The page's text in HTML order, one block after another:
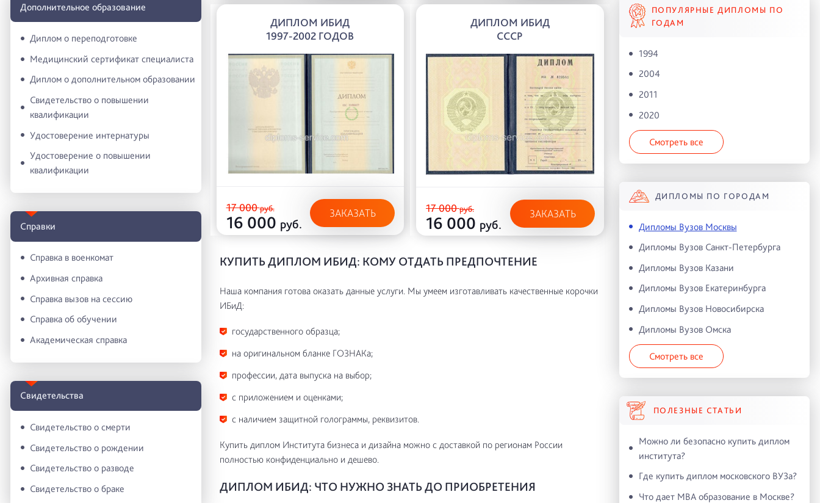
Дополнительное образование
Диплом о переподготовке
Медицинский сертификат специалиста
Диплом о дополнительном образовании
Свидетельство о повышении
квалификации
Удостоверение интернатуры
Удостоверение о повышении
квалификации
Справки
Справка в военкомат
Архивная справка
Справка вызов на сессию
Справка об обучении
Академическая справка
Свидетельства
Свидетельство о смерти
Свидетельство о рождении
Свидетельство о разводе
Свидетельство о браке
ДИПЛОМ ИБИД
1997-2002 ГОДОВ
17 000руб.
16 000 руб.
ЗАКАЗАТЬ
ДИПЛОМ ИБИД
СССР
17 000руб.
16 000 руб.
ЗАКАЗАТЬ
КУПИТЬ ДИПЛОМ ИБИД: КОМУ ОТДАТЬ ПРЕДПОЧТЕНИЕ
Наша компания готова оказать данные услуги. Мы умеем изготавливать качественные корочки
ИБиД:
государственного образца;
на оригинальном бланке ГОЗНАКа;
профессии, дата выпуска на выбор;
с приложением и оценками;
с наличием защитной голограммы, реквизитов.
Купить диплом Института бизнеса и дизайна можно с доставкой по регионам России
полностью конфиденциально и дешево.
ДИПЛОМ ИБИД: ЧТО НУЖНО ЗНАТЬ ДО ПРИОБРЕТЕНИЯ
ПОПУЛЯРНЫЕ ДИПЛОМЫ ПО
ГОДАМ
1994
2004
2011
2020
Смотреть все
ДИПЛОМЫ ПО ГОРОДАМ
Дипломы Вузов Москвы
Дипломы Вузов Санкт-Петербурга
Дипломы Вузов Казани
Дипломы Вузов Екатеринбурга
Дипломы Вузов Новосибирска
Дипломы Вузов Омска
Смотреть все
ПОЛЕЗНЫЕ СТАТЬИ
Можно ли безопасно купить диплом
института?
Где купить диплом московского ВУЗа?
Что дает MBA образование в Москве?